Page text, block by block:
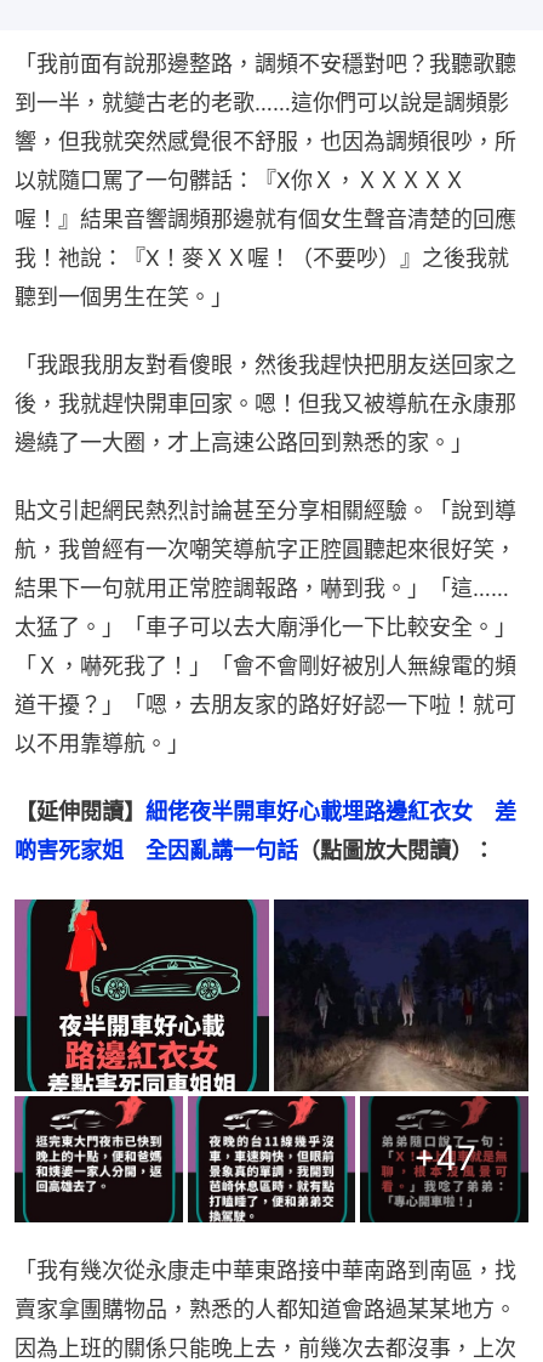
「我前面有說那邊整路，調頻不安穩對吧？我聽歌聽
到一半，就變古老的老歌……這你們可以說是調頻影
響，但我就突然感覺很不舒服，也因為調頻很吵，所
以就隨口罵了一句髒話：『X你Ｘ，ＸＸＸＸＸ
喔！』結果音響調頻那邊就有個女生聲音清楚的回應
我！祂說：『X！麥ＸＸ喔！（不要吵）』之後我就
聽到一個男生在笑。」
「我跟我朋友對看傻眼，然後我趕快把朋友送回家之
後，我就趕快開車回家。嗯！但我又被導航在永康那
邊繞了一大圈，才上高速公路回到熟悉的家。」
貼文引起網民熱烈討論甚至分享相關經驗。「說到導
航，我曾經有一次嘲笑導航字正腔圓聽起來很好笑，
結果下一句就用正常腔調報路，嚇到我。」「這……
太猛了。」「車子可以去大廟淨化一下比較安全。」
「Ｘ，嚇死我了！」「會不會剛好被別人無線電的頻
道干擾？」「嗯，去朋友家的路好好認一下啦！就可
以不用靠導航。」
【延伸閱讀】 細佬夜半開車好心載埋路邊紅衣女　差
啲害死家姐　全因亂講一句話 （點圖放大閱讀）：
+47
「我有幾次從永康走中華東路接中華南路到南區，找
賣家拿團購物品，熟悉的人都知道會路過某某地方。
因為上班的關係只能晚上去，前幾次去都沒事，上次